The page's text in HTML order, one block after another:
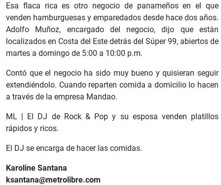
Esa flaca rica es otro negocio de panameños en el que
venden hamburguesas y emparedados desde hace dos años.
Adolfo Muñoz, encargado del negocio, dijo que están
localizados en Costa del Este detrás del Súper 99, abiertos de
martes a domingo de 5:00 a 10:00 p.m.
Contó que el negocio ha sido muy bueno y quisieran seguir
extendiéndolo. Cuando reparten comida a domicilio lo hacen
a través de la empresa Mandao.
ML | El DJ de Rock & Pop y su esposa venden platillos
rápidos y ricos.
El DJ se encarga de hacer las comidas.
Karoline Santana
ksantana@metrolibre.com